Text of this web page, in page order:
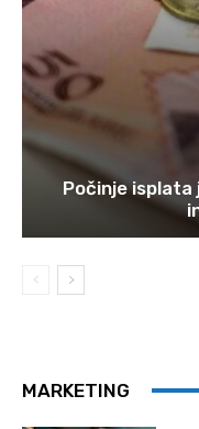
Počinje isplata
MARKETING